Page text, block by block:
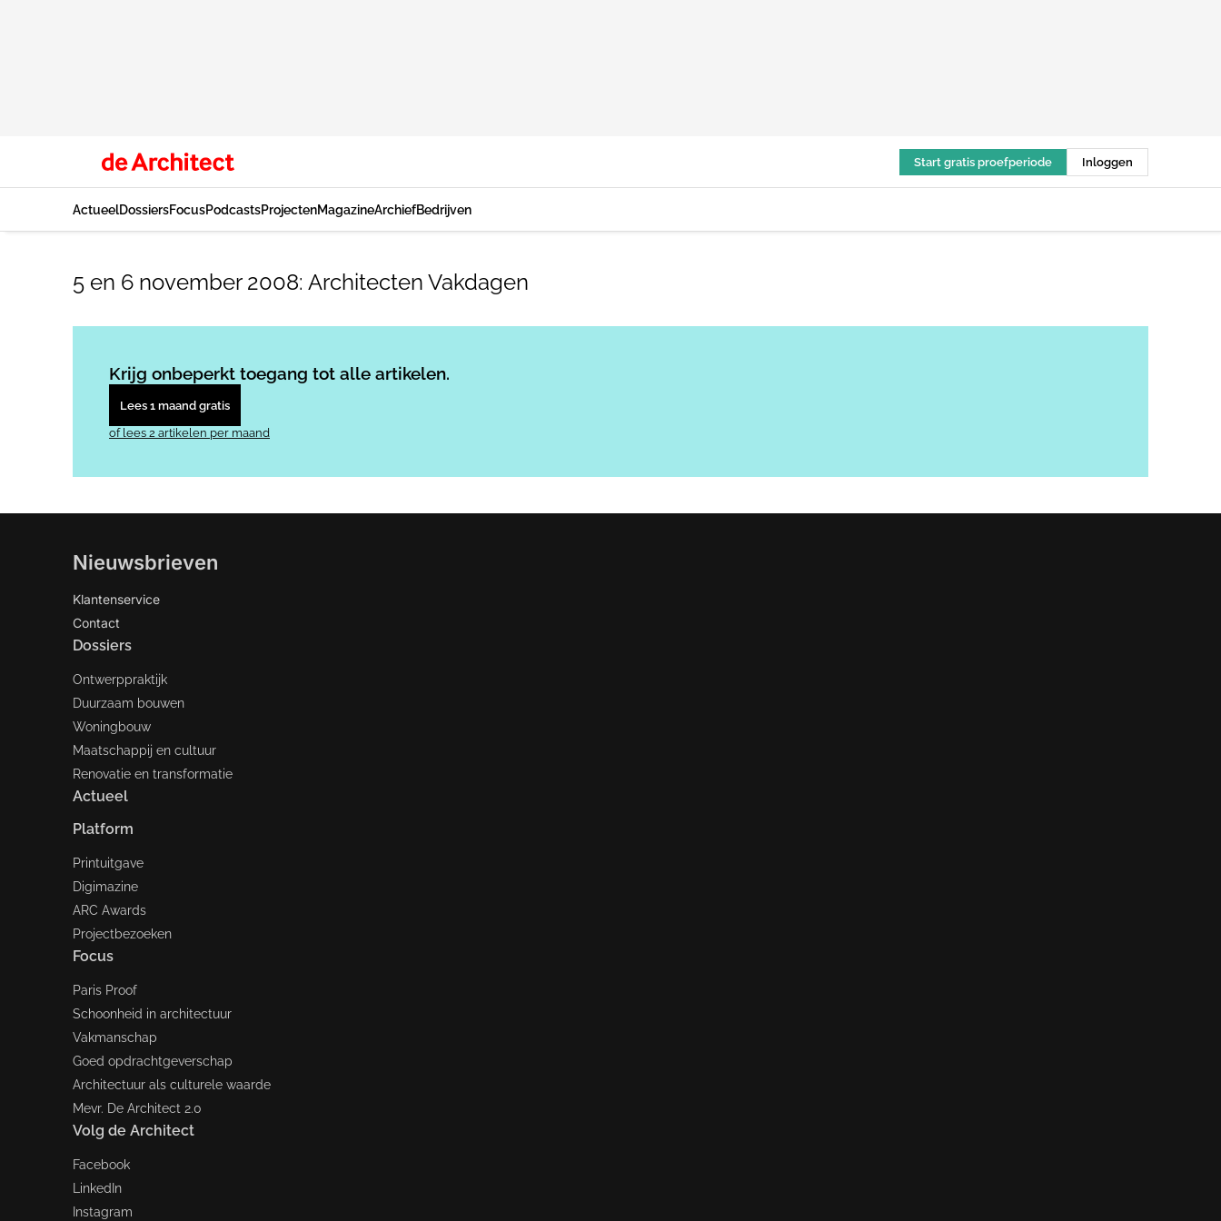
Start gratis proefperiode Inloggen
ActueelDossiersFocusPodcastsProjectenMagazineArchiefBedrijven
5 en 6 november 2008: Architecten Vakdagen
Krijg onbeperkt toegang tot alle artikelen.
Lees 1 maand gratis
of lees 2 artikelen per maand
Nieuwsbrieven
Klantenservice
Contact
Dossiers
Ontwerppraktijk
Duurzaam bouwen
Woningbouw
Maatschappij en cultuur
Renovatie en transformatie
Actueel
Platform
Printuitgave
Digimazine
ARC Awards
Projectbezoeken
Focus
Paris Proof
Schoonheid in architectuur
Vakmanschap
Goed opdrachtgeverschap
Architectuur als culturele waarde
Mevr. De Architect 2.0
Volg de Architect
Facebook
LinkedIn
Instagram